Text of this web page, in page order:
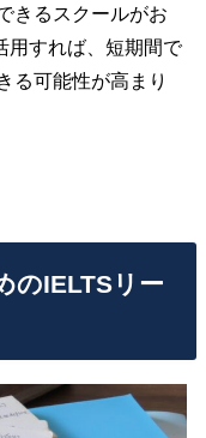
きるスクールがお
用すれば、短期間で
る可能性が高まり
のIELTSリー